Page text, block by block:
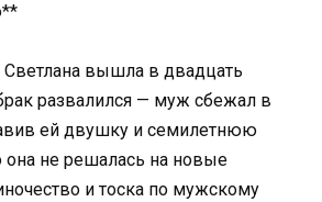
Светлана вышла в двадцать
развалился — муж сбежал в
ей двушку и семилетнюю
не решалась на новые
и тоска по мужскому